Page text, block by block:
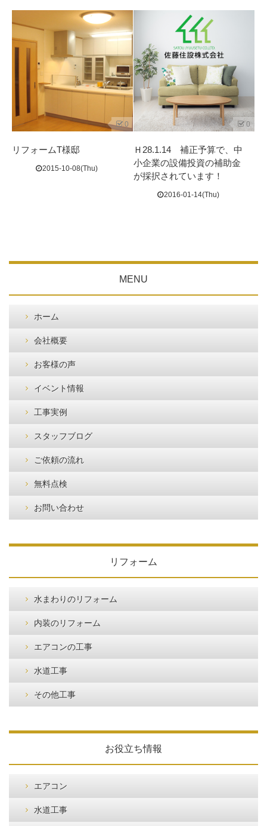
0
リフォームT様邸
2015-10-08(Thu)
0
Ｈ28.1.14 補正予算で、中
小企業の設備投資の補助金
が採択されています！
2016-01-14(Thu)
MENU
ホーム
会社概要
お客様の声
イベント情報
工事実例
スタッフブログ
ご依頼の流れ
無料点検
お問い合わせ
リフォーム
水まわりのリフォーム
内装のリフォーム
エアコンの工事
水道工事
その他工事
お役立ち情報
エアコン
水道工事